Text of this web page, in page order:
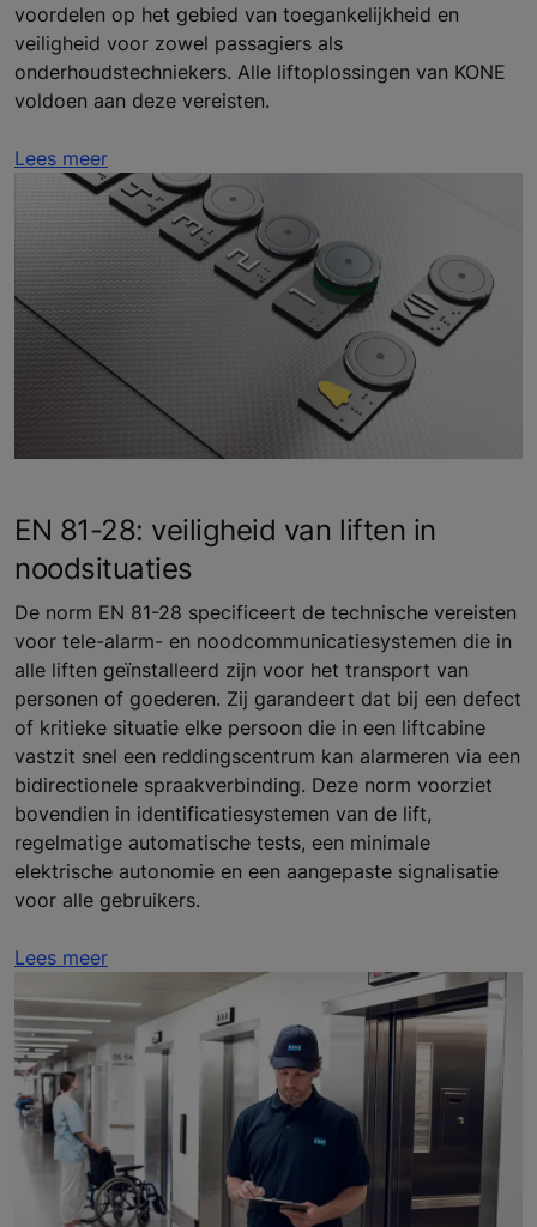
voordelen op het gebied van toegankelijkheid en
veiligheid voor zowel passagiers als
onderhoudstechniekers. Alle liftoplossingen van KONE
voldoen aan deze vereisten.
Lees meer
EN 81-28: veiligheid van liften in
noodsituaties
De norm EN 81-28 specificeert de technische vereisten
voor tele-alarm- en noodcommunicatiesystemen die in
alle liften geïnstalleerd zijn voor het transport van
personen of goederen. Zij garandeert dat bij een defect
of kritieke situatie elke persoon die in een liftcabine
vastzit snel een reddingscentrum kan alarmeren via een
bidirectionele spraakverbinding. Deze norm voorziet
bovendien in identificatiesystemen van de lift,
regelmatige automatische tests, een minimale
elektrische autonomie en een aangepaste signalisatie
voor alle gebruikers.
Lees meer